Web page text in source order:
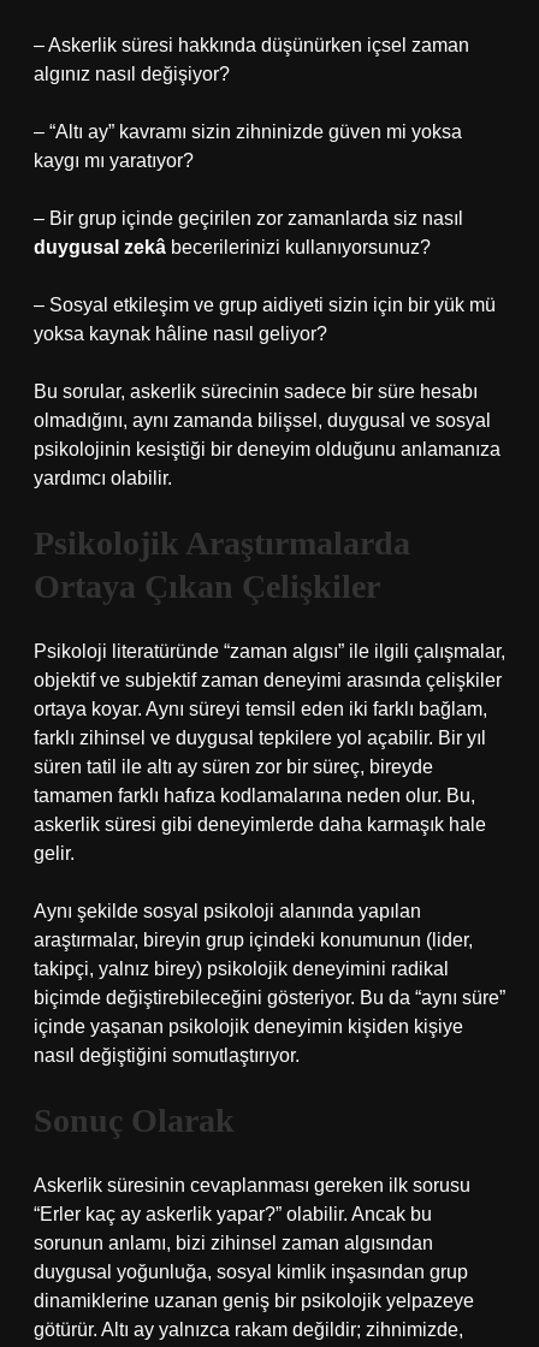
– Askerlik süresi hakkında düşünürken içsel zaman
algınız nasıl değişiyor?
– “Altı ay” kavramı sizin zihninizde güven mi yoksa
kaygı mı yaratıyor?
– Bir grup içinde geçirilen zor zamanlarda siz nasıl
duygusal zekâ becerilerinizi kullanıyorsunuz?
– Sosyal etkileşim ve grup aidiyeti sizin için bir yük mü
yoksa kaynak hâline nasıl geliyor?
Bu sorular, askerlik sürecinin sadece bir süre hesabı
olmadığını, aynı zamanda bilişsel, duygusal ve sosyal
psikolojinin kesiştiği bir deneyim olduğunu anlamanıza
yardımcı olabilir.
Psikolojik Araştırmalarda
Ortaya Çıkan Çelişkiler
Psikoloji literatüründe “zaman algısı” ile ilgili çalışmalar,
objektif ve subjektif zaman deneyimi arasında çelişkiler
ortaya koyar. Aynı süreyi temsil eden iki farklı bağlam,
farklı zihinsel ve duygusal tepkilere yol açabilir. Bir yıl
süren tatil ile altı ay süren zor bir süreç, bireyde
tamamen farklı hafıza kodlamalarına neden olur. Bu,
askerlik süresi gibi deneyimlerde daha karmaşık hale
gelir.
Aynı şekilde sosyal psikoloji alanında yapılan
araştırmalar, bireyin grup içindeki konumunun (lider,
takipçi, yalnız birey) psikolojik deneyimini radikal
biçimde değiştirebileceğini gösteriyor. Bu da “aynı süre”
içinde yaşanan psikolojik deneyimin kişiden kişiye
nasıl değiştiğini somutlaştırıyor.
Sonuç Olarak
Askerlik süresinin cevaplanması gereken ilk sorusu
“Erler kaç ay askerlik yapar?” olabilir. Ancak bu
sorunun anlamı, bizi zihinsel zaman algısından
duygusal yoğunluğa, sosyal kimlik inşasından grup
dinamiklerine uzanan geniş bir psikolojik yelpazeye
götürür. Altı ay yalnızca rakam değildir; zihnimizde,